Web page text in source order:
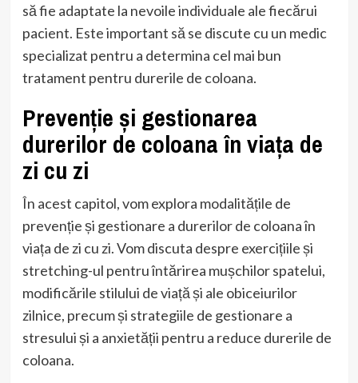
să fie adaptate la nevoile individuale ale fiecărui
pacient. Este important să se discute cu un medic
specializat pentru a determina cel mai bun
tratament pentru durerile de coloana.
Prevenție și gestionarea
durerilor de coloana în viața de
zi cu zi
În acest capitol, vom explora modalitățile de
prevenție și gestionare a durerilor de coloana în
viața de zi cu zi. Vom discuta despre exercițiile și
stretching-ul pentru întărirea mușchilor spatelui,
modificările stilului de viață și ale obiceiurilor
zilnice, precum și strategiile de gestionare a
stresului și a anxietății pentru a reduce durerile de
coloana.